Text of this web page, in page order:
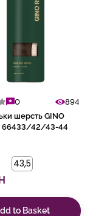
0
894
шерсть GINO
66433/42/43-44
43,5
to Basket